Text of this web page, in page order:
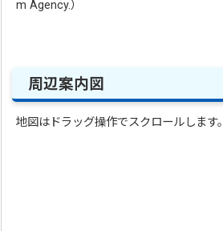
m Agency.）
周辺案内図
地図はドラッグ操作でスクロールします。